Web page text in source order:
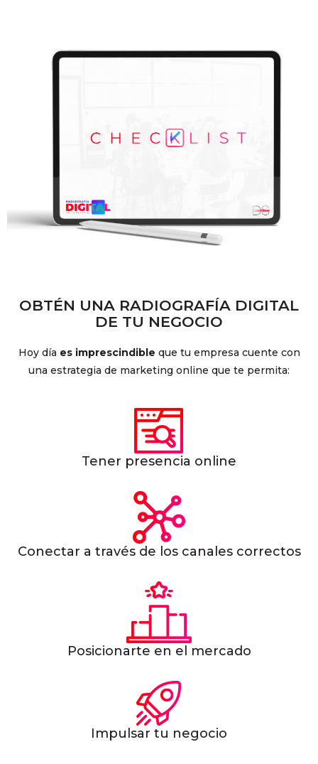
OBTÉN UNA RADIOGRAFÍA DIGITAL
DE TU NEGOCIO
Hoy día es imprescindible que tu empresa cuente con
una estrategia de marketing online que te permita:
Tener presencia online
Conectar a través de los canales correctos
Posicionarte en el mercado
Impulsar tu negocio